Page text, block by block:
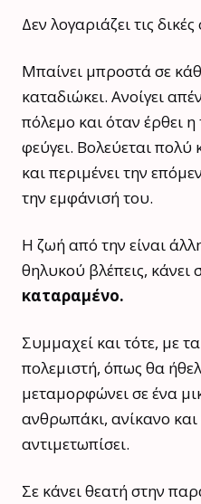
Δεν λογαριάζει τις
Μπαίνει μπροστά σε
καταδιώκει. Ανοίγει
πόλεμο και όταν έρθει η
φεύγει. Βολεύεται
και περιμένει την
την εμφάνισή του.
Η ζωή από την είναι
θηλυκού βλέπεις, κάνει
καταραμένο.
Συμμαχεί και τότε, με
πολεμιστή, όπως θα
μεταμορφώνει σε ένα
ανθρωπάκι, ανίκανο
αντιμετωπίσει.
Σε κάνει θεατή στην